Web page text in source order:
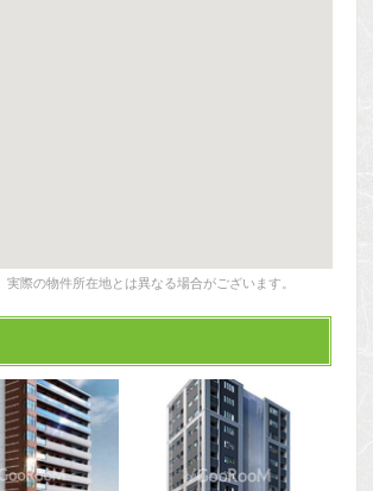
際の物件所在地とは異なる場合がございます。